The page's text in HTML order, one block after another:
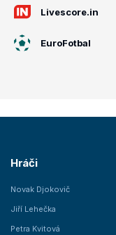
Livescore.in
EuroFotbal
Hráči
Novak Djokovič
Jiří Lehečka
Petra Kvitová